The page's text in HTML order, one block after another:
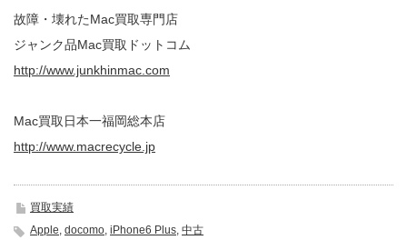
故障・壊れたMac買取専門店
ジャンク品Mac買取ドットコム
http://www.junkhinmac.com
Mac買取日本一福岡総本店
http://www.macrecycle.jp
買取実績
Apple, docomo, iPhone6 Plus, 中古